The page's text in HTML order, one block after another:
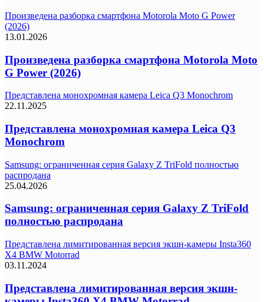
Произведена разборка смартфона Motorola Moto G Power
(2026)
13.01.2026
Произведена разборка смартфона Motorola Moto
G Power (2026)
Представлена монохромная камера Leica Q3 Monochrom
22.11.2025
Представлена монохромная камера Leica Q3
Monochrom
Samsung: ограниченная серия Galaxy Z TriFold полностью
распродана
25.04.2026
Samsung: ограниченная серия Galaxy Z TriFold
полностью распродана
Представлена лимитированная версия экшн-камеры Insta360
X4 BMW Motorrad
03.11.2024
Представлена лимитированная версия экшн-